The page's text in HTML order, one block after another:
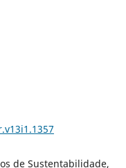
de Sustentabilidade,